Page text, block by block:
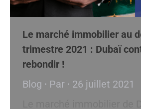
Le marché immobilier au
trimestre 2021 : Dubaï
rebondir !
Blog
Par
26 juillet 2021